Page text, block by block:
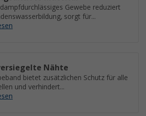
Gewebe reduziert
sorgt für...
Nähte
bietet zusätzlichen Schutz für alle
und verhindert...